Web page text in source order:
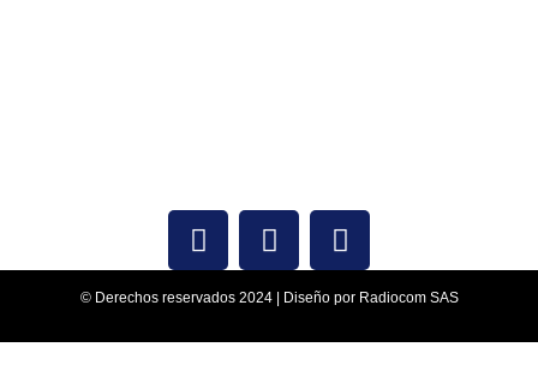
© Derechos reservados 2024 | Diseño por Radiocom SAS